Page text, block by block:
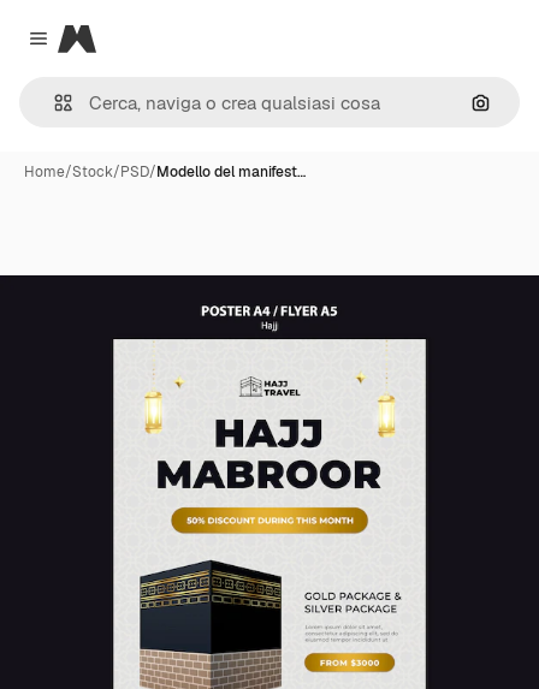
Close menu
Magnific
Cerca
Home/Stock/PSD/Modello del manifest…